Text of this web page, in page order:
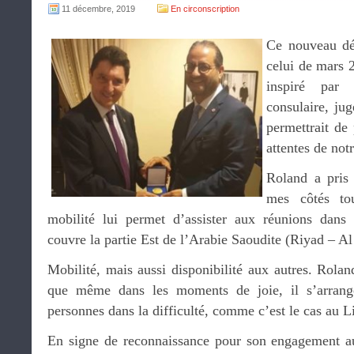
11 décembre, 2019 En circonscription
Ce nouveau
celui de mars
inspiré par
consulaire,
permettrait de
attentes de
Roland a pris
mes côtés
mobilité lui permet d’assister aux réunions
couvre la partie Est de l’Arabie Saoudite (Riyad –
Mobilité, mais aussi disponibilité aux autres.
que même dans les moments de joie, il
personnes dans la difficulté, comme c’est le cas au
En signe de reconnaissance pour son engagement